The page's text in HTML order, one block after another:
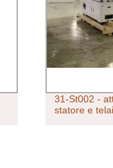
31-St002 -
statore e